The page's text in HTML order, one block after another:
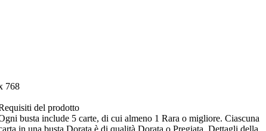
768
del prodotto
busta include 5 carte, di cui almeno 1 Rara o migliore. Ciascuna
in una busta Dorata è di qualità Dorata o Pregiata. Dettagli della